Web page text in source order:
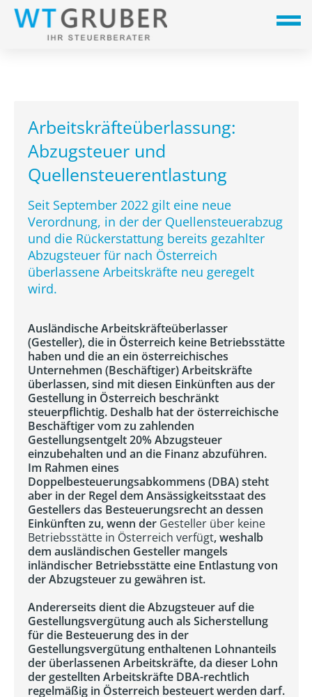
Arbeitskräfteüberlassung:
Abzugsteuer und
Quellensteuerentlastung
Seit September 2022 gilt eine neue
Verordnung, in der der Quellensteuerabzug
und die Rückerstattung bereits gezahlter
Abzugsteuer für nach Österreich
überlassene Arbeitskräfte neu geregelt
wird.
Ausländische Arbeitskräfteüberlasser
(Gesteller), die in Österreich keine Betriebsstätte
haben und die an ein österreichisches
Unternehmen (Beschäftiger) Arbeitskräfte
überlassen, sind mit diesen Einkünften aus der
Gestellung in Österreich beschränkt
steuerpflichtig. Deshalb hat der österreichische
Beschäftiger vom zu zahlenden
Gestellungsentgelt 20% Abzugsteuer
einzubehalten und an die Finanz abzuführen.
Im Rahmen eines
Doppelbesteuerungsabkommens (DBA) steht
aber in der Regel dem Ansässigkeitsstaat des
Gestellers das Besteuerungsrecht an dessen
Einkünften zu, wenn der Gesteller über keine
Betriebsstätte in Österreich verfügt, weshalb
dem ausländischen Gesteller mangels
inländischer Betriebsstätte eine Entlastung von
der Abzugsteuer zu gewähren ist.
Andererseits dient die Abzugsteuer auf die
Gestellungsvergütung auch als Sicherstellung
für die Besteuerung des in der
Gestellungsvergütung enthaltenen Lohnanteils
der überlassenen Arbeitskräfte, da dieser Lohn
der gestellten Arbeitskräfte DBA-rechtlich
regelmäßig in Österreich besteuert werden darf.